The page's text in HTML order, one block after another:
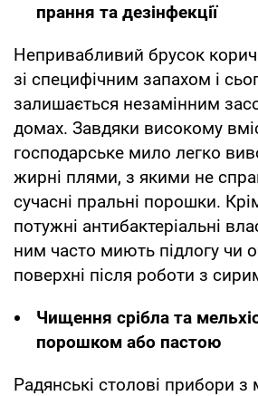
прання та дезінфекції
Непривабливий брусок
зі специфічним запахом і
залишається незамінним
домах. Завдяки високому
господарське мило легко
жирні плями, з якими не
сучасні пральні порошки.
потужні антибактеріальні
ним часто миють підлогу чи
поверхні після роботи з
Чищення срібла та
порошком або пастою
Радянські столові прибори з